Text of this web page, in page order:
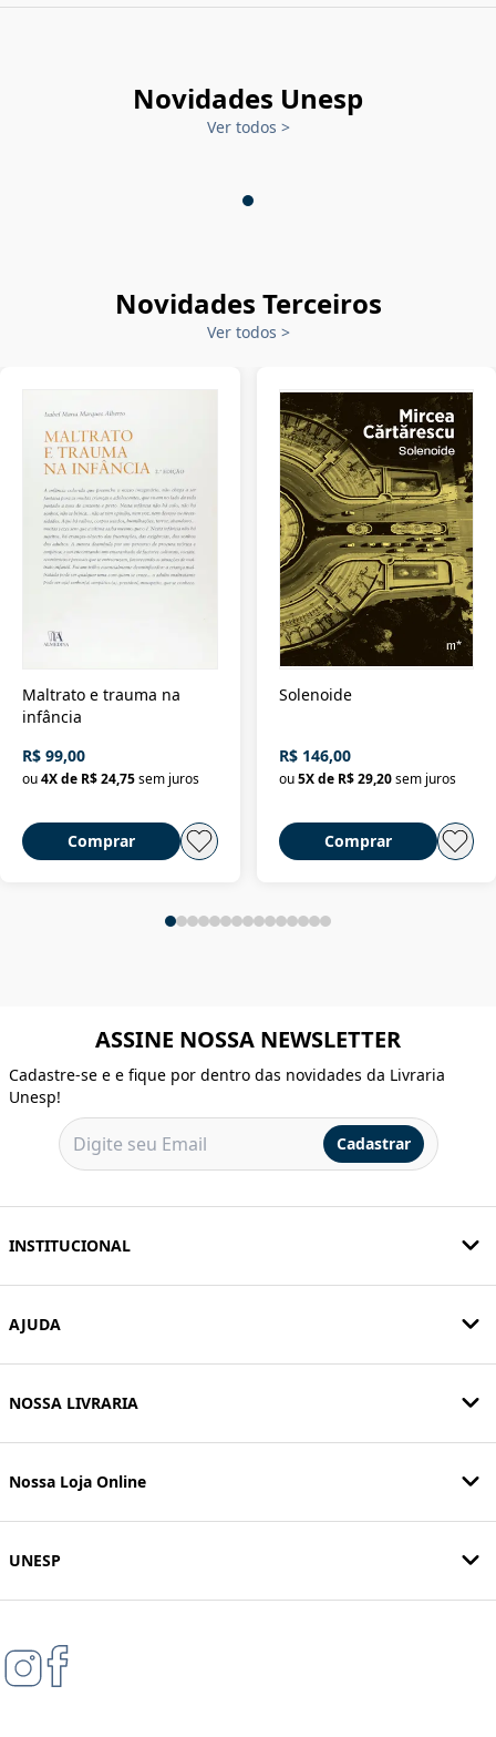
Novidades Unesp
Ver todos >
Novidades Terceiros
Ver todos >
Maltrato e trauma na
infância
R$ 99,00
ou4X de R$ 24,75sem juros
Comprar
Solenoide
R$ 146,00
ou 5X de R$ 29,20 sem juros
Comprar
ASSINE NOSSA NEWSLETTER
Cadastre-se e e fique por dentro das novidades da Livraria
Unesp!
Cadastrar
INSTITUCIONAL
AJUDA
NOSSA LIVRARIA
Nossa Loja Online
UNESP